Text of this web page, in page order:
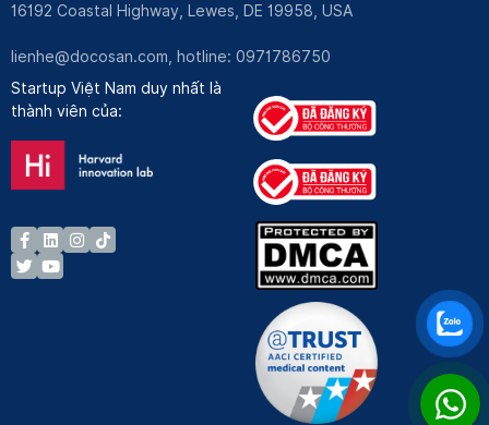
16192 Coastal Highway, Lewes, DE 19958, USA
lienhe@docosan.com , hotline: 0971786750
Startup Việt Nam duy nhất là
thành viên của: